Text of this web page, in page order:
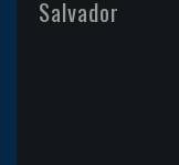
Salvador